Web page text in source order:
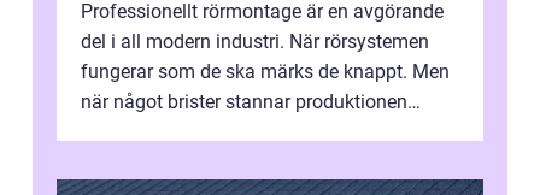
Professionellt rörmontage är en avgörande
del i all modern industri. När rörsystemen
fungerar som de ska märks de knappt. Men
när något brister stannar produktionen